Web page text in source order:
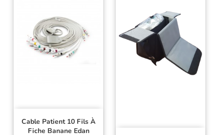
Cable Patient 10 Fils À
Fiche Banane Edan